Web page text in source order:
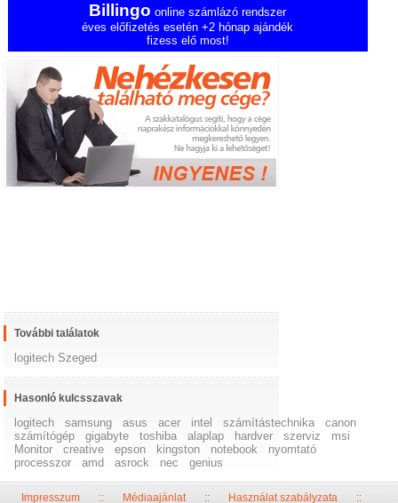
Billingo online számlázó rendszer
éves előfizetés esetén +2 hónap ajándék
fizess elő most!
További találatok
logitech Szeged
Hasonló kulcsszavak
logitech samsung asus acer intel számítástechnika
canon
számítógép
gigabyte toshiba alaplap hardver szerviz
msi
Monitor
creative epson kingston notebook
nyomtató
processzor
amd asrock nec genius
Impresszum::Médiaajánlat::Használat szabályzata::